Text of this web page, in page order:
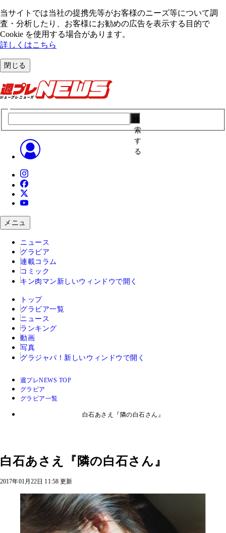
当サイトでは当社の提携先等がお客様のニーズ等について調
査・分析したり、お客様にお勧めの広告を表⽰する⽬的で
Cookie を使⽤する場合があります。
詳しくはこちら
閉じる
索
す
る
メニュ
ニュース
グラビア
連載コラム
コミック
キン肉マン 新しいウィンドウで開く
トップ
グラビア一覧
ニュース
ランキング
動画
写真
グラジャパ！ 新しいウィンドウで開く
週プレNEWS TOP
グラビア
グラビア一覧
白石あさえ『隣の白石さん』
白石あさえ『隣の白石さん』
2017年01月22日 11:58 更新